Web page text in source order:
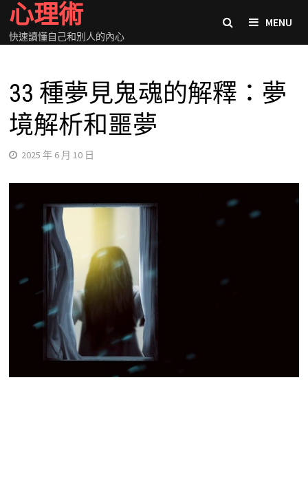
Skip
content
心理術
快速讀懂自己和別人的內心
MENU
33 種夢見鬼魂的解釋：夢
境解析和噩夢
2025 年 6 月 10 日